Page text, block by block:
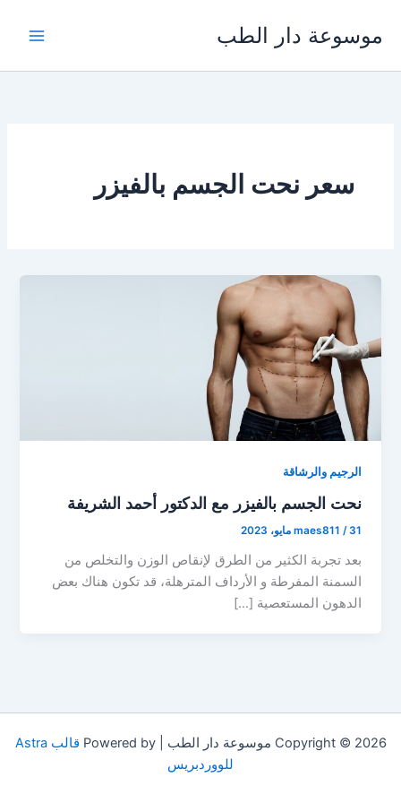
المحتوى
موسوعة دار الطب
سعر نحت الجسم بالفيزر
الرجيم والرشاقة
نحت الجسم بالفيزر مع الدكتور أحمد الشريفة
maes811 /31 مايو، 2023
بعد تجربة الكثير من الطرق لإنقاص الوزن والتخلص من
السمنة المفرطة و الأرداف المترهلة، قد تكون هناك بعض
الدهون المستعصية […]
Copyright © 2026 موسوعة دار الطب | Powered by
قالب Astra
للووردبريس